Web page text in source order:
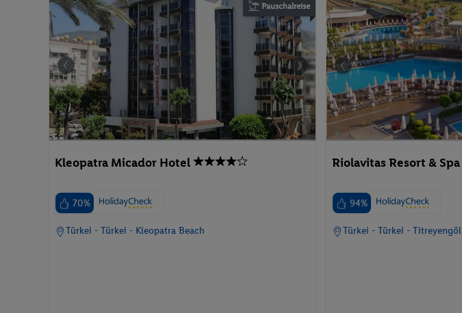
Pauschalreise
Kleopatra Micador Hotel
70%
Türkei - Türkei - Kleopatra Beach
Riolavitas Resort & Spa
94%
Türkei - Türkei - Titreyengöl